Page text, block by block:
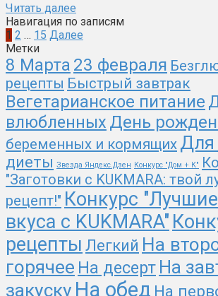
Читать далее
Навигация по записям
1 2 … 15 Далее
Метки
8 Марта 23 февраля
рецепты Быстрый завтрак
Вегетарианское питание
влюбленных День
беременных и кормящих Для
диеты Звезда Яндекс.Дзен Конкурс "Дом + К"
"Заготовки с KUKMARA: твой
рецепт!" Конкурс
вкуса с KUKMARA"
рецепты Легкий На
горячее На десерт На
закуску На обед На